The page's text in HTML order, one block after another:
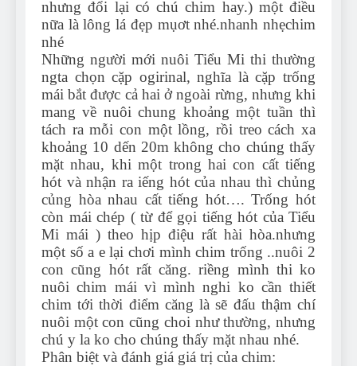
nhưng đổi lại có chú chim hay.) một điều
nữa là lông lá đẹp mụơt nhé.nhanh nhẹchim
nhé
Những người mới nuôi Tiểu Mi thi thường
ngta chọn cặp ogirinal, nghĩa là cặp trống
mái bắt được cả hai ở ngoài rừng, nhưng khi
mang về nuôi chung khoảng một tuần thì
tách ra mỗi con một lồng, rồi treo cách xa
khoảng 10 dến 20m không cho chúng thấy
mặt nhau, khi một trong hai con cất tiếng
hót và nhận ra iếng hót của nhau thì chủng
củng hòa nhau cất tiếng hót…. Trống hót
còn mái chép ( từ để gọi tiếng hót của Tiểu
Mi mái ) theo hịp điệu rất hài hòa.nhưng
một số a e lại chơi mình chim trống ..nuôi 2
con cũng hót rất căng. riềng mình thi ko
nuôi chim mái vì mình nghi ko cần thiết
chim tới thời điểm căng là sẽ đấu thậm chí
nuôi một con cũng choi như thường, nhưng
chú y la ko cho chúng thấy mặt nhau nhé.
Phân biệt và đánh giá giá trị của chim: